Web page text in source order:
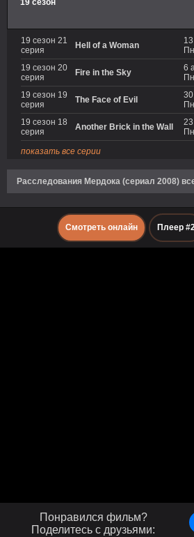
19 сезон
19 сезон 21
серия
Hell of a Woman
Пн
19 сезон 20
серия
Fire in the Sky
6
Пн
19 сезон 19
серия
The Face of Evil
Пн
19 сезон 18
серия
Another Brick in the Wall
Пн
показать все серии
Расследования Мердока (сериал 2008)
Смотреть онлайн Плеер
Понравился фильм?
Поделитесь с друзьями: